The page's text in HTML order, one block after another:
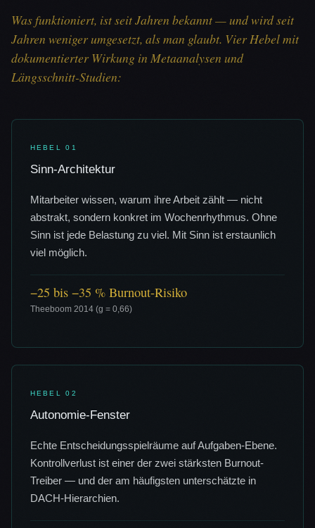
Was funktioniert, ist seit Jahren bekannt — und wird seit
Jahren weniger umgesetzt, als man glaubt. Vier Hebel mit
dokumentierter Wirkung in Metaanalysen und
Längsschnitt-Studien:
HEBEL01
Sinn-Architektur
Mitarbeiter wissen, warum ihre Arbeit zählt — nicht
abstrakt, sondern konkret im Wochenrhythmus. Ohne
Sinn ist jede Belastung zu viel. Mit Sinn ist erstaunlich
viel möglich.
−25 bis −35 % Burnout-Risiko
Theeboom 2014 (g = 0,66)
HEBEL02
Autonomie-Fenster
Echte Entscheidungsspielräume auf Aufgaben-Ebene.
Kontrollverlust ist einer der zwei stärksten Burnout-
Treiber — und der am häufigsten unterschätzte in
DACH-Hierarchien.